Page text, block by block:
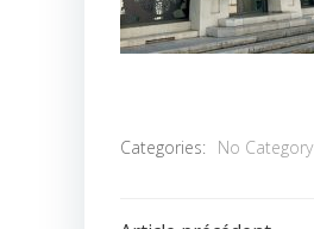
Categories: No Category